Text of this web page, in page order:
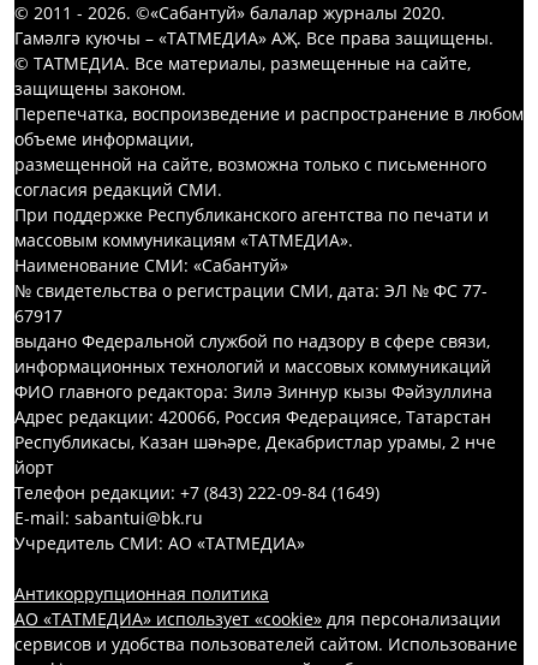
© 2011 - 2026. ©«Сабантуй» балалар журналы 2020.
Гамәлгә куючы – «ТАТМЕДИА» АҖ. Все права защищены.
© ТАТМЕДИА. Все материалы, размещенные на сайте,
защищены законом.
Перепечатка, воспроизведение и распространение в любом
объеме информации,
размещенной на сайте, возможна только с письменного
согласия редакций СМИ.
При поддержке Республиканского агентства по печати и
массовым коммуникациям «ТАТМЕДИА».
Наименование СМИ: «Сабантуй»
№ свидетельства о регистрации СМИ, дата: ЭЛ № ФС 77-
67917
выдано Федеральной службой по надзору в сфере связи,
информационных технологий и массовых коммуникаций
ФИО главного редактора: Зилә Зиннур кызы Фәйзуллина
Адрес редакции: 420066, Россия Федерациясе, Татарстан
Республикасы, Казан шәһәре, Декабристлар урамы, 2 нче
йорт
Телефон редакции: +7 (843) 222-09-84 (1649)
E-mail: sabantui@bk.ru
Учредитель СМИ: АО «ТАТМЕДИА»
Антикоррупционная политика
АО «ТАТМЕДИА» использует «cookie» для персонализации
сервисов и удобства пользователей сайтом. Использование